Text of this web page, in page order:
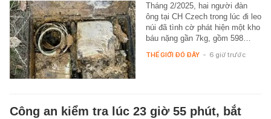
Tháng 2/2025, hai người đàn
ông tại CH Czech trong lúc đi leo
núi đã tình cờ phát hiện một kho
báu nặng gần 7kg, gồm 598…
THẾ GIỚI ĐÓ ĐÂY - 6 giờ trước
Công an kiểm tra lúc 23 giờ 55 phút, bắt